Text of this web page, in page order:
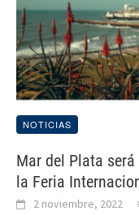
NOTICIAS
Mar del Plata
la Feria
2 noviembre, 2022